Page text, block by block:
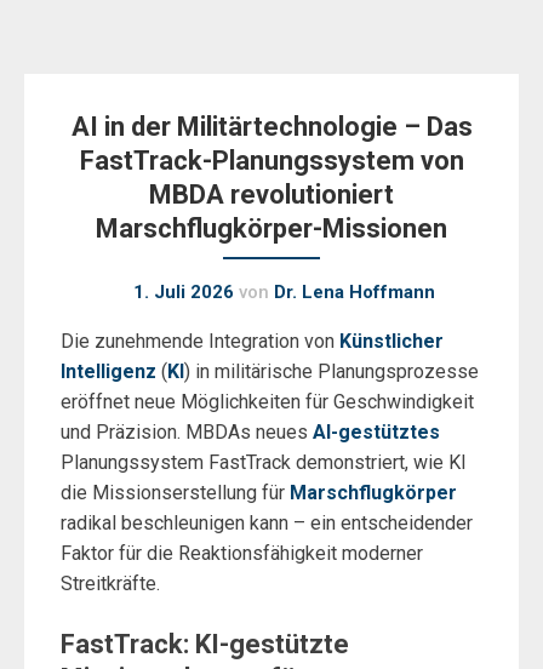
AI in der Militärtechnologie – Das
FastTrack-Planungssystem von
MBDA revolutioniert
Marschflugkörper-Missionen
1. Juli 2026 von Dr. Lena Hoffmann
Die zunehmende Integration von Künstlicher
Intelligenz (KI) in militärische Planungsprozesse
eröffnet neue Möglichkeiten für Geschwindigkeit
und Präzision. MBDAs neues AI-gestütztes
Planungssystem FastTrack demonstriert, wie KI
die Missionserstellung für Marschflugkörper
radikal beschleunigen kann – ein entscheidender
Faktor für die Reaktionsfähigkeit moderner
Streitkräfte.
FastTrack: KI-gestützte